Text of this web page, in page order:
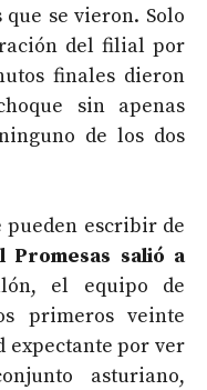
se vieron. Solo
del filial por
finales dieron
sin apenas
de los dos
pueden escribir de
Promesas salió a
el equipo de
primeros veinte
expectante por ver
asturiano,